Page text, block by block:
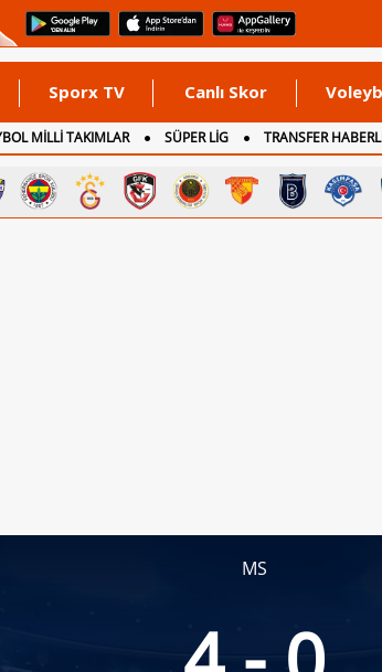
Sporx TV Canlı Skor
MİLLİ TAKIMLAR SÜPER LİG TRANSFER
MS